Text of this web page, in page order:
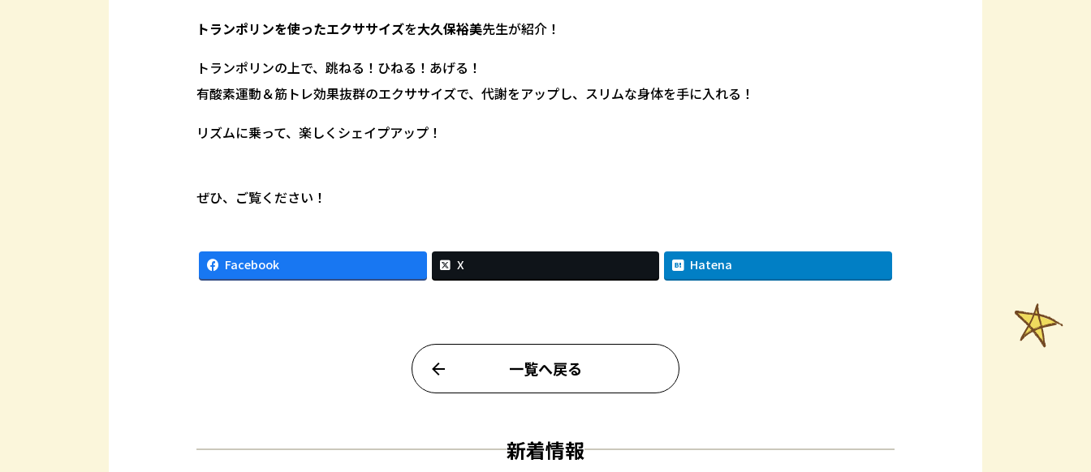
トランポリンを使ったエクササイズを大久保裕美先生が紹介！
トランポリンの上で、跳ねる！ひねる！あげる！
有酸素運動＆筋トレ効果抜群のエクササイズで、代謝をアップし、スリムな身体を手に入れる！
リズムに乗って、楽しくシェイプアップ！
ぜひ、ご覧ください！
Facebook X Hatena
一覧へ戻る
新着情報